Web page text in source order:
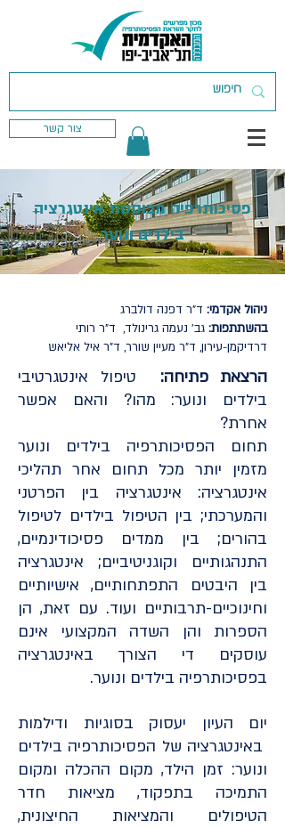
צור קשר
פסיכותרפיה מבוססת אינטגרציה
בילדים ונוער
ניהול אקדמי: ד"ר דפנה דולברג
בהשתתפות: גב' נעמה גרינולד, ד"ר רותי
דרדיקמן-עירון, ד"ר מעיין שורר, ד"ר איל אליאש
הרצאת פתיחה: טיפול אינטגרטיבי
בילדים ונוער: מהו? והאם אפשר
אחרת?
תחום הפסיכותרפיה בילדים ונוער
מזמין יותר מכל תחום אחר תהליכי
אינטגרציה: אינטגרציה בין הפרטני
והמערכתי; בין הטיפול בילדים לטיפול
בהורים; בין ממדים פסיכודינמיים,
התנהגותיים וקוגניטיביים; אינטגרציה
בין היבטים התפתחותיים, אישיותיים
וחינוכיים-תרבותיים ועוד. עם זאת, הן
הספרות והן השדה המקצועי אינם
עוסקים די הצורך באינטגרציה
בפסיכותרפיה בילדים ונוער.
יום העיון יעסוק בסוגיות ודילמות
באינטגרציה של הפסיכותרפיה בילדים
ונוער: זמן הילד, מקום ההכלה ומקום
התמיכה בתפקוד, מציאות חדר
הטיפולים והמציאות החיצונית,